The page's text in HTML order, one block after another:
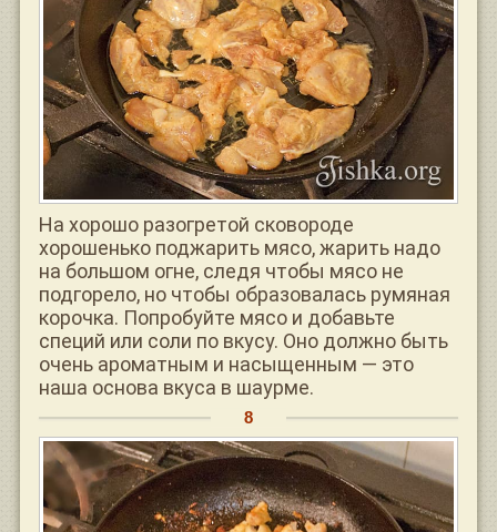
На хорошо разогретой сковороде
хорошенько поджарить мясо, жарить надо
на большом огне, следя чтобы мясо не
подгорело, но чтобы образовалась румяная
корочка. Попробуйте мясо и добавьте
специй или соли по вкусу. Оно должно быть
очень ароматным и насыщенным — это
наша основа вкуса в шаурме.